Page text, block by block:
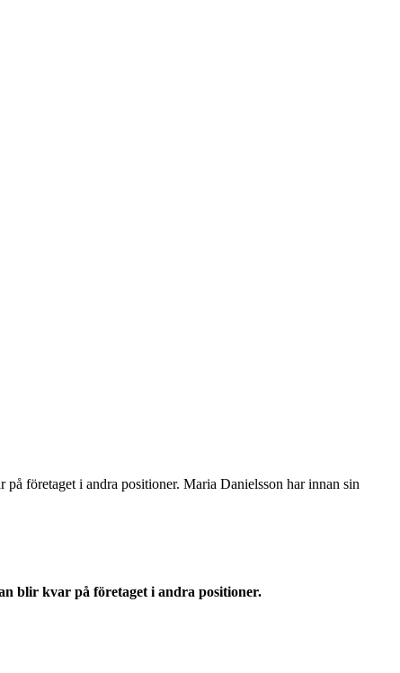
företaget i andra positioner. Maria Danielsson har innan sin
blir kvar på företaget i andra positioner.